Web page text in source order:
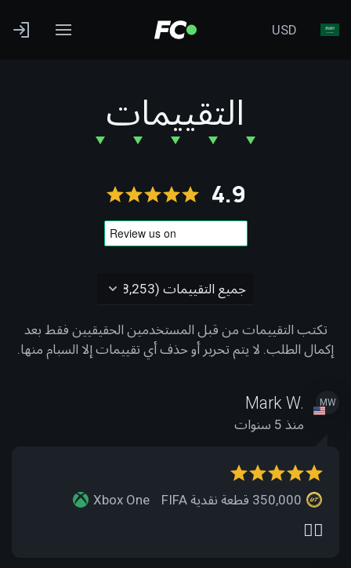
USD
التقييمات
4.9
تكتب التقييمات من قبل المستخدمين الحقيقيين فقط بعد
إكمال الطلب. لا يتم تحرير أو حذف أي تقييمات إلا السبام منها.
MW
Mark W.
منذ 5 سنوات
Xbox One
👌🏻